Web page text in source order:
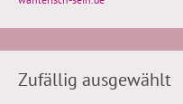
Zufällig ausgewählt